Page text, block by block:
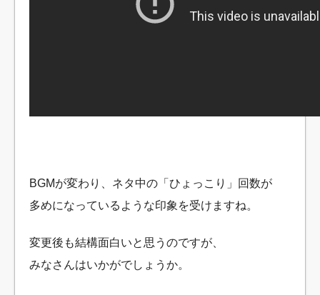
BGMが変わり、ネタ中の「ひょっこり」回数が
多めになっているような印象を受けますね。
変更後も結構面白いと思うのですが、
みなさんはいかがでしょうか。